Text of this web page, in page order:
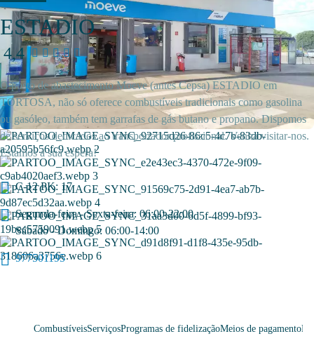
ESTADIO
4,4
O posto de abastecimento Moeve (antes Cepsa) ESTADIO em
TORTOSA, não só oferece combustíveis tradicionais como gasolina
ou gasóleo, também tem garrafas de gás butano e propano. Dispomos
de serviços dedicados ao transportador profissional. Venha visitar-nos.
Estamos à sua espera!
C-12 PK: 17
Segunda-feira - Sexta-feira: 06:00-22:00
Sábado - Domingo: 06:00-14:00
977501195
CombustíveisServiçosProgramas de fidelizaçãoMeios de pagamento